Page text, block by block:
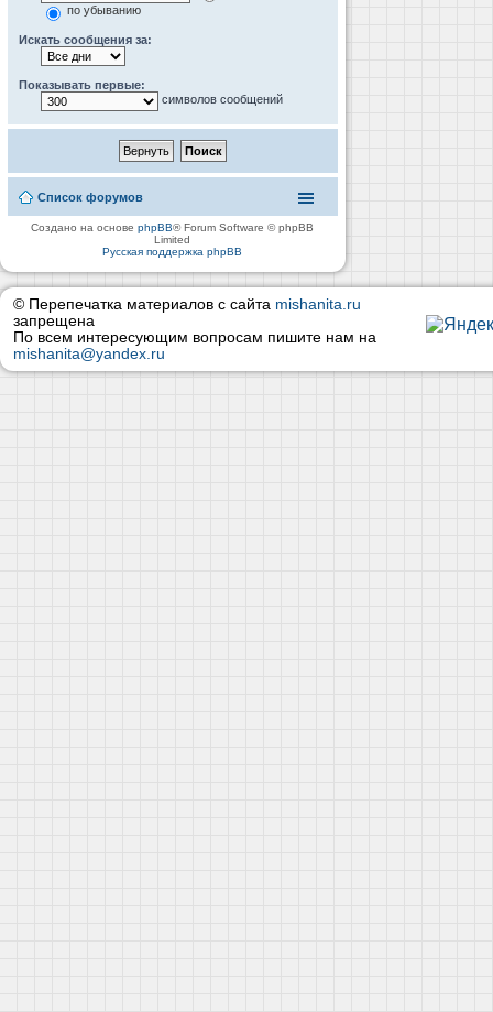
по убыванию
Искать сообщения за:
Показывать первые:
символов сообщений
Список форумов
Создано на основеphpBB® Forum Software © phpBB
Limited
Русская поддержка phpBB
© Перепечатка материалов с сайта mishanita.ru
запрещена
По всем интересующим вопросам пишите нам на
mishanita@yandex.ru